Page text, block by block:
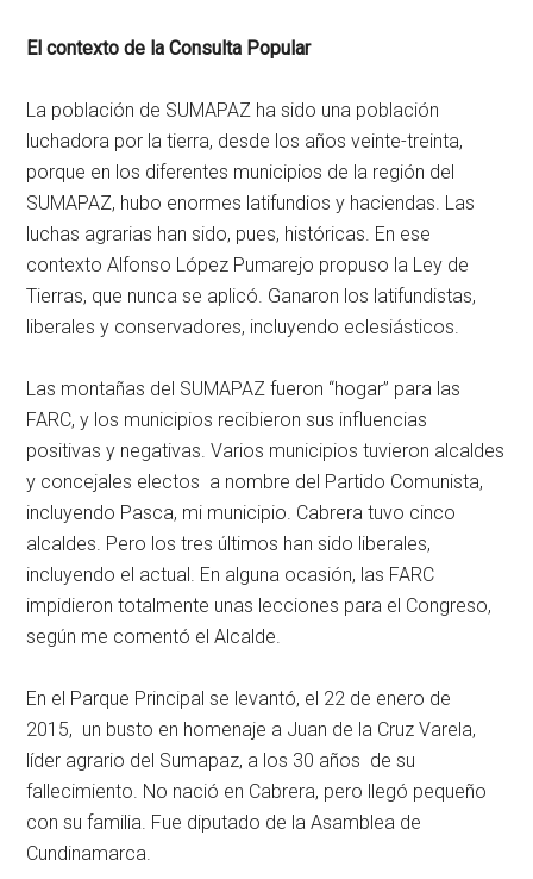
El contexto de la Consulta Popular
La población de SUMAPAZ ha sido una población
luchadora por la tierra, desde los años veinte-treinta,
porque en los diferentes municipios de la región del
SUMAPAZ, hubo enormes latifundios y haciendas. Las
luchas agrarias han sido, pues, históricas. En ese
contexto Alfonso López Pumarejo propuso la Ley de
Tierras, que nunca se aplicó. Ganaron los latifundistas,
liberales y conservadores, incluyendo eclesiásticos.
Las montañas del SUMAPAZ fueron “hogar” para las
FARC, y los municipios recibieron sus influencias
positivas y negativas. Varios municipios tuvieron alcaldes
y concejales electos a nombre del Partido Comunista,
incluyendo Pasca, mi municipio. Cabrera tuvo cinco
alcaldes. Pero los tres últimos han sido liberales,
incluyendo el actual. En alguna ocasión, las FARC
impidieron totalmente unas lecciones para el Congreso,
según me comentó el Alcalde.
En el Parque Principal se levantó, el 22 de enero de
2015, un busto en homenaje a Juan de la Cruz Varela,
líder agrario del Sumapaz, a los 30 años de su
fallecimiento. No nació en Cabrera, pero llegó pequeño
con su familia. Fue diputado de la Asamblea de
Cundinamarca.